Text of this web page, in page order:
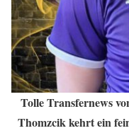
Tolle Transfernews
Thomzcik kehrt ein